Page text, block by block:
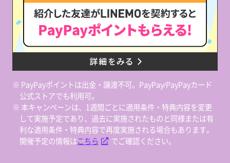
※ PayPayポイントは出金・譲渡不可。PayPay/PayPayカード
公式ストアでも利用可。
※ 本キャンペーンは、1週間ごとに適用条件・特典内容を変更
して実施予定であり、過去に実施されたものと同様または有
利な適用条件・特典内容で再度実施される場合もあります。
開催予定の情報はこちら でご確認ください。